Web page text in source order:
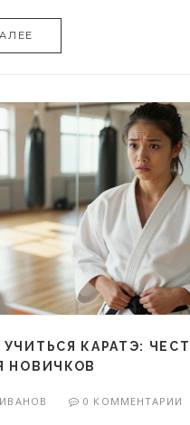
КАРАТЭ:
НОВИЧКОВ
0 КОММЕНТАРИИ